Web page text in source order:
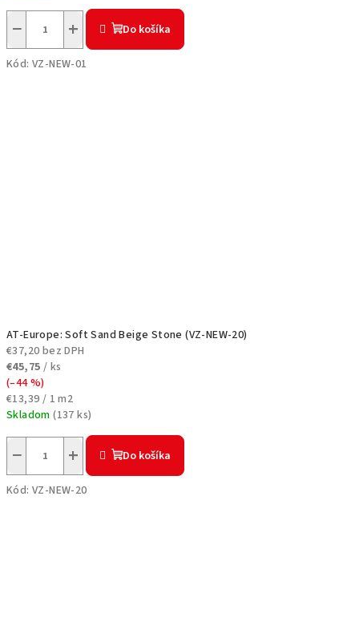
+
− Do košíka
Kód: VZ-NEW-01
AT-Europe: Soft Sand Beige Stone (VZ-NEW-20)
€37,20 bez DPH
€45,75 / ks
(–44 %)
Jednotková
cena:
€13,39 / 1 m2
Skladom(137 ks)
+
− Do košíka
Kód: VZ-NEW-20